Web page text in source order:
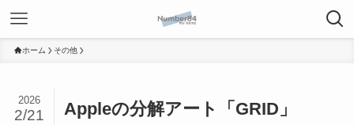
ホーム その他
Appleの分解アート「GRID」
2026
2/21